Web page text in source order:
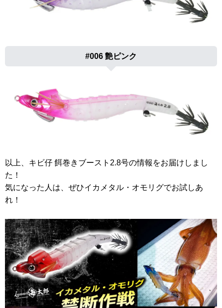
#006 艶ピンク
以上、キビ仔 餌巻きブースト2.8号の情報をお届けしまし
た！
気になった人は、ぜひイカメタル・オモリグでお試しあ
れ！